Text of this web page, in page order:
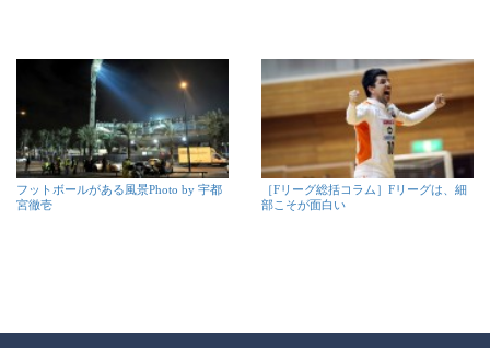
フットボールがある風景Photo by 宇都
宮徹壱
［Fリーグ総括コラム］Fリーグは、細
部こそが面白い